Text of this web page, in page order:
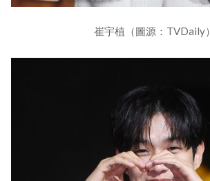
崔宇植（圖源：TVDaily）